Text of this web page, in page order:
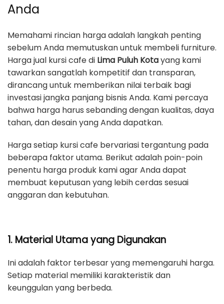
Anda
Memahami rincian harga adalah langkah penting
sebelum Anda memutuskan untuk membeli furniture.
Harga jual kursi cafe di Lima Puluh Kotayang kami
tawarkan sangatlah kompetitif dan transparan,
dirancang untuk memberikan nilai terbaik bagi
investasi jangka panjang bisnis Anda. Kami percaya
bahwa harga harus sebanding dengan kualitas, daya
tahan, dan desain yang Anda dapatkan.
Harga setiap kursi cafe bervariasi tergantung pada
beberapa faktor utama. Berikut adalah poin-poin
penentu harga produk kami agar Anda dapat
membuat keputusan yang lebih cerdas sesuai
anggaran dan kebutuhan.
1. Material Utama yang Digunakan
Ini adalah faktor terbesar yang memengaruhi harga.
Setiap material memiliki karakteristik dan
keunggulan yang berbeda.